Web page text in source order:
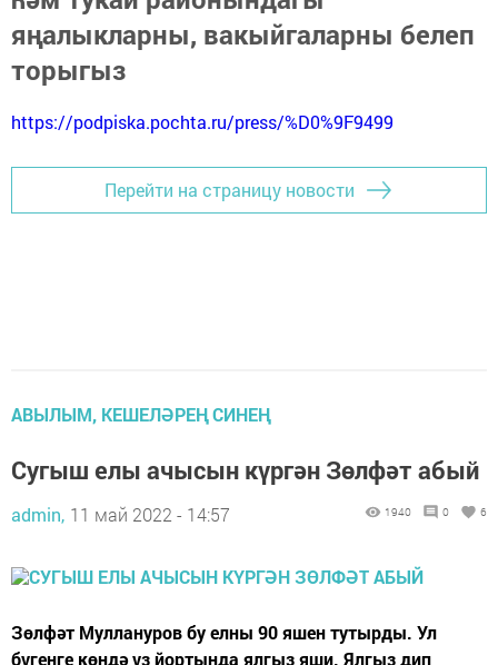
яңалыкларны, вакыйгаларны белеп
торыгыз
https://podpiska.pochta.ru/press/%D0%9F9499
Перейти на страницу новости
АВЫЛЫМ, КЕШЕЛӘРЕҢ СИНЕҢ
Сугыш елы ачысын күргән Зөлфәт абый
admin, 11 май 2022 - 14:57 1940 0 6
Зөлфәт Муллануров бу елны 90 яшен тутырды. Ул
бүгенге көндә үз йортында ялгыз яши. Ялгыз дип